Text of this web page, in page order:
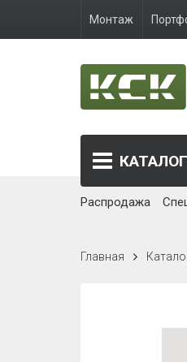
Монтаж
КАТАЛОГ
Распродажа
Главная